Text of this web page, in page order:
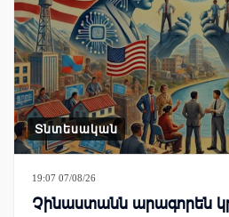
Տնտեսական
19:07 07/08/26
Չինաստանն արագորեն